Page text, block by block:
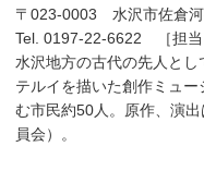
〒023-0003 水沢市佐倉河
Tel. 0197-22-6622 ［担当
水沢地方の古代の先人と
テルイを描いた創作ミュ
む市民約50人。原作、演
員会）。